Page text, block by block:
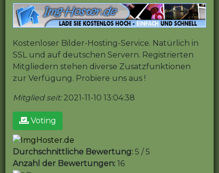
Kostenloser Bilder-Hosting-Service. Natürlich in
SSL und auf deutschen Servern. Registrierten
Mitgliedern stehen diverse Zusatzfunktionen
zur Verfügung. Probiere uns aus !
Mitglied seit:2021-11-10 13:04:38
Voting
Durchschnittliche Bewertung: 5 / 5
Anzahl der Bewertungen: 16